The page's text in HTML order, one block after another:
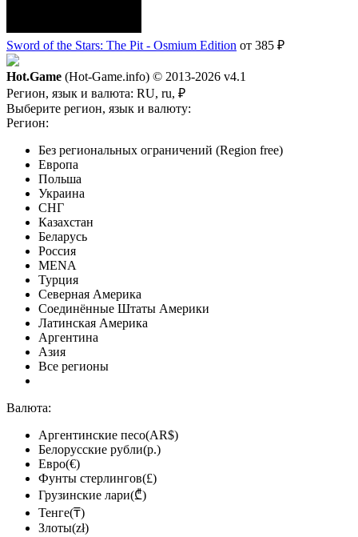
Sword of the Stars: The Pit - Osmium Edition от 385 ₽
Hot.Game (Hot-Game.info) © 2013-2026 v4.1
Регион, язык и валюта: RU, ru, ₽
Выберите регион, язык и валюту:
Регион:
Без региональных ограничений (Region free)
Европа
Польша
Украина
СНГ
Казахстан
Беларусь
Россия
MENA
Турция
Северная Америка
Соединённые Штаты Америки
Латинская Америка
Аргентина
Азия
Все регионы
Валюта:
Аргентинские песо(AR$)
Белорусские рубли(р.)
Евро(€)
Фунты стерлингов(£)
Грузинские лари(₾)
Тенге(₸)
Злоты(zł)